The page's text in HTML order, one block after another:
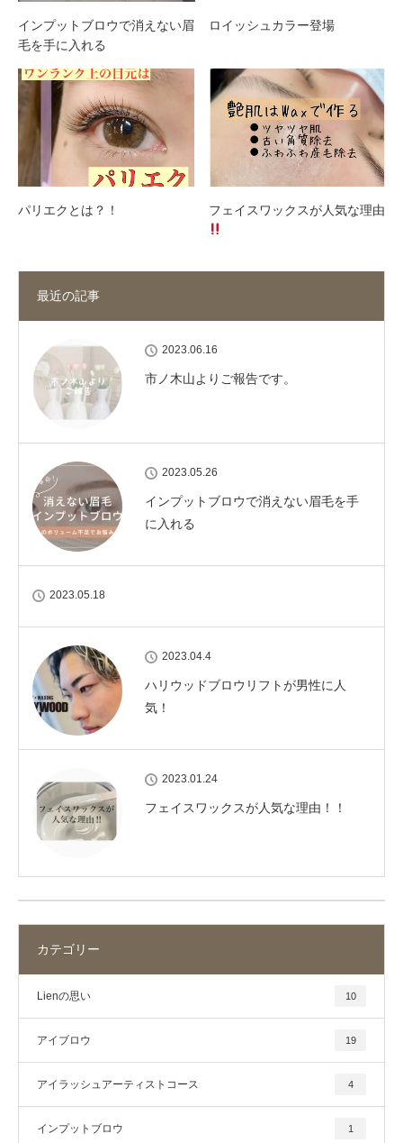
インプットブロウで消えない眉
毛を手に入れる
ロイッシュカラー登場
パリエクとは？！ フェイスワックスが人気な理由
最近の記事
2023.06.16
市ノ木山よりご報告です。
2023.05.26
インプットブロウで消えない眉毛を手
に入れる
2023.05.18
2023.04.4
ハリウッドブロウリフトが男性に人
気！
2023.01.24
フェイスワックスが人気な理由！！
カテゴリー
Lienの思い 10
アイブロウ 19
アイラッシュアーティストコース 4
インプットブロウ 1